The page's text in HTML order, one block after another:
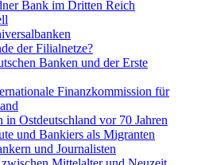
Bank im Dritten Reich
der Filialnetze?
Banken und der Erste
Finanzkommission für
in Ostdeutschland vor 70 Jahren
und Bankiers als Migranten
und Journalisten